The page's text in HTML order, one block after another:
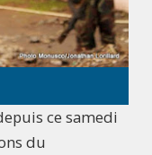
ce samedi
du